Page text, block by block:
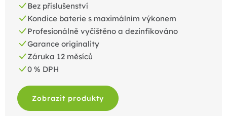
Bez příslušenství
Kondice baterie s maximálním výkonem
Profesionálně vyčištěno a dezinfikováno
Garance originality
Záruka 12 měsíců
0 % DPH
Zobrazit produkty